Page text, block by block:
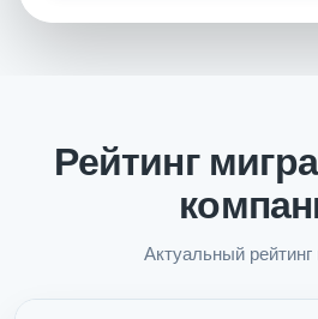
Рейтинг
Актуальный рейтинг